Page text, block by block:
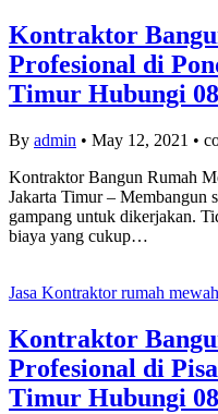
Kontraktor
Profesional di
Timur Hubungi
By admin • May 12, 2021 •
Kontraktor Bangun Rumah
Jakarta Timur – Membangun
gampang untuk dikerjakan.
biaya yang cukup…
Jasa Kontraktor rumah mewah
Kontraktor
Profesional di
Timur Hubungi